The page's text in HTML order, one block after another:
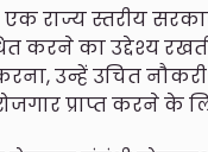
राज्य स्तरीय
करने का उद्देश्य
उन्हें उचित
प्राप्त करने के